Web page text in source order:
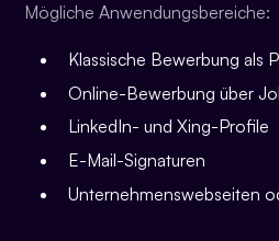
Mögliche Anwendungsbereiche:
Klassische Bewerbung als
Online-Bewerbung über
LinkedIn- und Xing-Profile
E-Mail-Signaturen
Unternehmenswebseiten